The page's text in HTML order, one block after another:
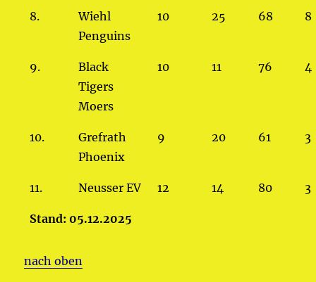
8.
Wiehl
Penguins
10 25 68 8
9.
Black
Tigers
Moers
10 11 76 4
10.
Grefrath
Phoenix
9 20 61 3
11. Neusser EV 12 14 80 3
Stand: 05.12.2025
nach oben